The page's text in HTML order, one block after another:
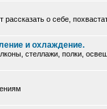
о себе,
и охлаждение.
стеллажи, полки,